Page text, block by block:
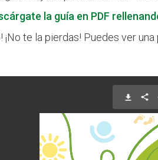
la guía en PDF
¡No te la pierdas! Puedes ver